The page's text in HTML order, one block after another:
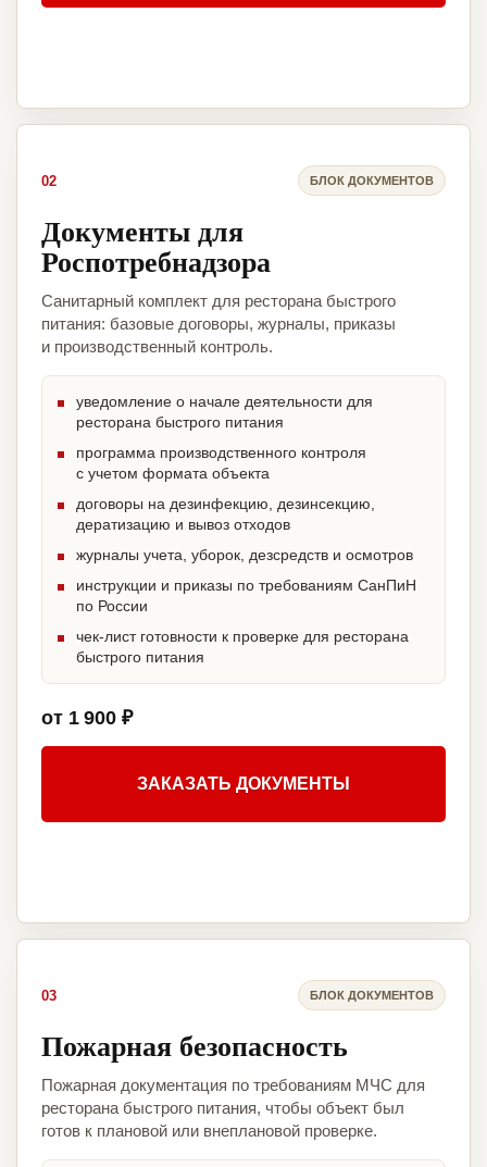
02 БЛОК ДОКУМЕНТОВ
Документы для
Роспотребнадзора
Санитарный комплект для ресторана быстрого
питания: базовые договоры, журналы, приказы
и производственный контроль.
уведомление о начале деятельности для
ресторана быстрого питания
программа производственного контроля
с учетом формата объекта
договоры на дезинфекцию, дезинсекцию,
дератизацию и вывоз отходов
журналы учета, уборок, дезсредств и осмотров
инструкции и приказы по требованиям СанПиН
по России
чек-лист готовности к проверке для ресторана
быстрого питания
от 1 900 ₽
ЗАКАЗАТЬ ДОКУМЕНТЫ
03 БЛОК ДОКУМЕНТОВ
Пожарная безопасность
Пожарная документация по требованиям МЧС для
ресторана быстрого питания, чтобы объект был
готов к плановой или внеплановой проверке.